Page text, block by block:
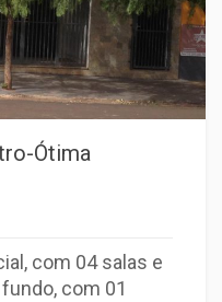
Ótima
com 04 salas e
com 01